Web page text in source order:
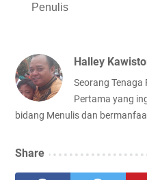
Penulis
Halley
Seorang Tenaga
Pertama yang
bidang Menulis dan
Share